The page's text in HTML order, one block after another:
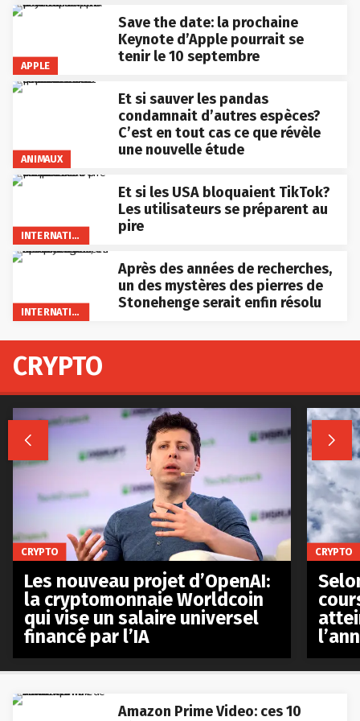
APPLE
Save the date: la prochaine
Keynote d’Apple pourrait se
tenir le 10 septembre
ANIMAUX
Et si sauver les pandas
condamnait d’autres espèces?
C’est en tout cas ce que révèle
une nouvelle étude
INTERNATIONAL
Et si les USA bloquaient TikTok?
Les utilisateurs se préparent au
pire
INTERNATIONAL
Après des années de recherches,
un des mystères des pierres de
Stonehenge serait enfin résolu
Amazon Prime Video: ces 10
CRYPTO
 
CRYPTO
Les nouveau projet d’OpenAI:
la cryptomonnaie Worldcoin
qui vise un salaire universel
financé par l’IA
CRYPTO